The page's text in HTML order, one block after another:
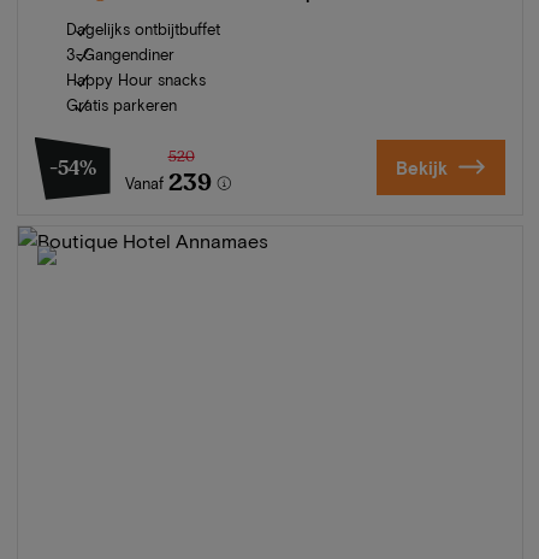
Dagelijks ontbijtbuffet
3-Gangendiner
Happy Hour snacks
Gratis parkeren
-54%
Vanaf
520
239 Bekijk